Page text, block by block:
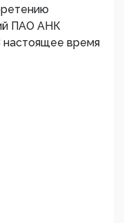
ПАО АНК
настоящее время